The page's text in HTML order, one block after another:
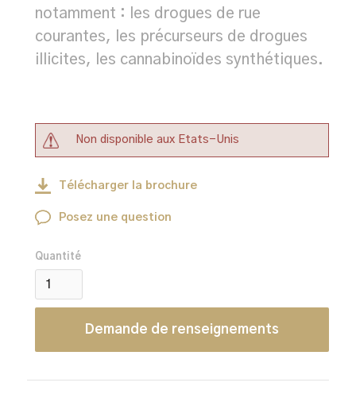
notamment : les drogues de rue
courantes, les précurseurs de drogues
illicites, les cannabinoïdes synthétiques.
Non disponible aux Etats-Unis
Télécharger la brochure
Posez une question
Quantité
Demande de renseignements